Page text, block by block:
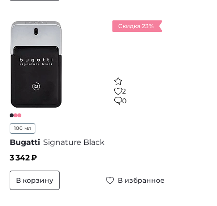
Скидка 23%
2
0
100 мл
Bugatti Signature Black
3 342₽
В корзину В избранное